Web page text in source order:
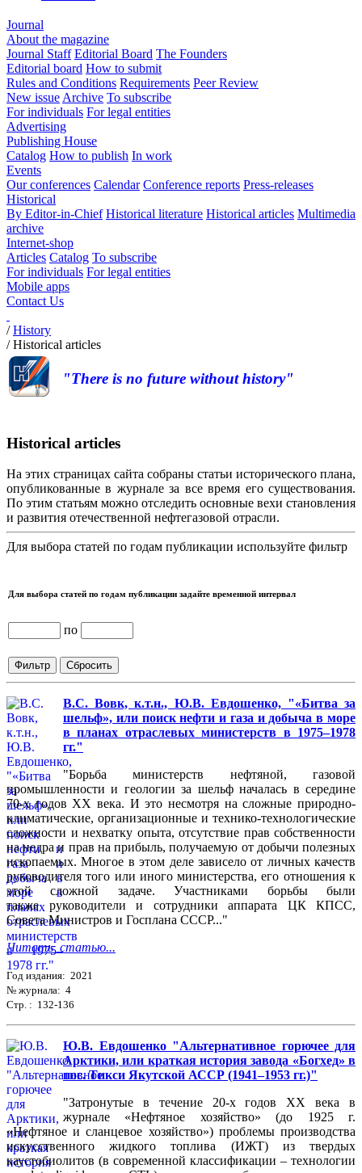
Journal
About the magazine
Journal Staff Editorial Board The Founders
Editorial board How to submit
Rules and Conditions Requirements Peer Review
New issue Archive To subscribe
For individuals For legal entities
Advertising
Publishing House
Catalog How to publish In work
Events
Our conferences Calendar Conference reports Press-releases
Historical
By Editor-in-Chief Historical literature Historical articles Multimedia
archive
Internet-shop
Articles Catalog To subscribe
For individuals For legal entities
Mobile apps
Contact Us
/History
/Historical articles
"There is no future without history"
Historical articles
На этих страницах сайта собраны статьи исторического плана,
опубликованные в журнале за все время его существования.
По этим статьям можно отследить основные вехи становления
и развития отечественной нефтегазовой отрасли.
Для выбора статей по годам публикации используйте фильтр
Для выбора статей по годам публикации задайте временной интервал
по
В.С. Вовк, к.т.н., Ю.В. Евдошенко, "«Битва за
шельф», или поиск нефти и газа и добыча в море
в планах отраслевых министерств в 1975–1978
гг."
"Борьба министерств нефтяной, газовой
промышленности и геологии за шельф началась в середине
70-х годов XX века. И это несмотря на сложные природно-
климатические, организационные и технико-технологические
сложности и нехватку опыта, отсутствие прав собственности
на недра и прав на прибыль, получаемую от добычи полезных
ископаемых. Многое в этом деле зависело от личных качеств
руководителя того или иного министерства, его отношения к
этой сложной задаче. Участниками борьбы были
также руководители и сотрудники аппарата ЦК КПСС,
Совета Министров и Госплана СССР..."
Читать статью...
Год издания: 2021
№ журнала: 4
Стр. : 132-136
Ю.В. Евдошенко "Альтернативное горючее для
Арктики, или краткая история завода «Богхед» в
пос. Тикси Якутской АССР (1941–1953 гг.)"
"Затронутые в течение 20-х годов XX века в
журнале «Нефтяное хозяйство» (до 1925 г.
«Нефтяное и сланцевое хозяйство») проблемы производства
искусственного жидкого топлива (ИЖТ) из твердых
каустобиолитов (в современной классификации – технологии